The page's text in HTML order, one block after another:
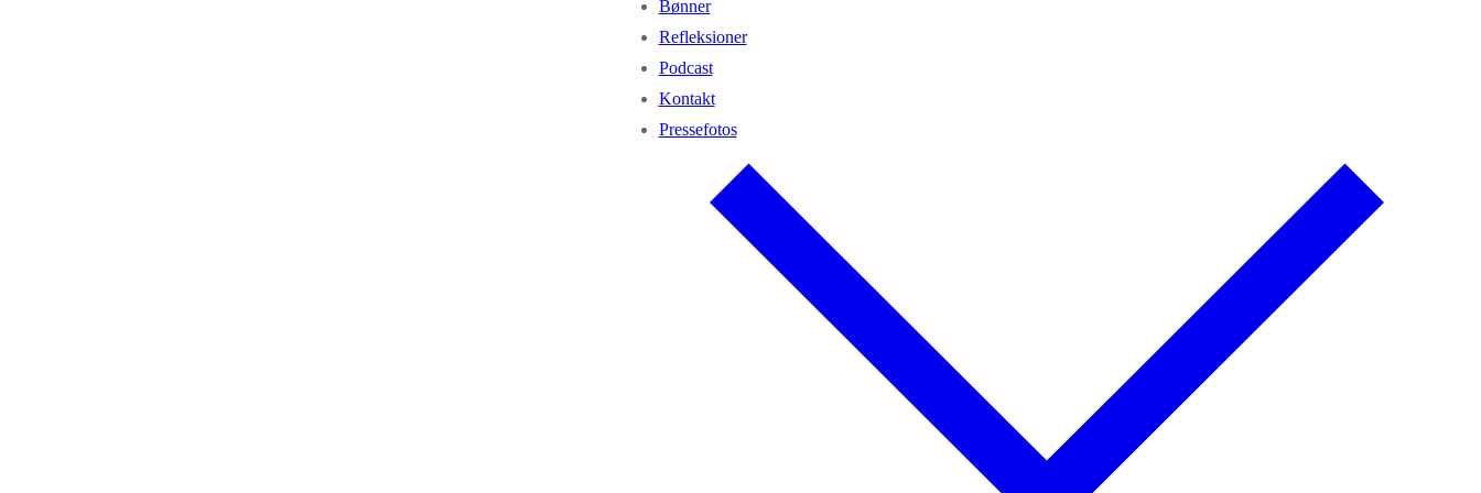
Bønner
Refleksioner
Podcast
Kontakt
Pressefotos